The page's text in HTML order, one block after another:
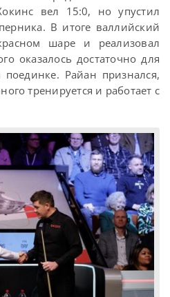
вел 15:0, но упустил
В итоге валлийский
шаре и реализовал
оказалось достаточно для
Райан признался,
тренируется и работает с